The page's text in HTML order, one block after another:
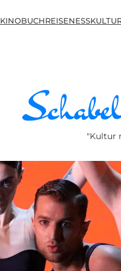
KINOBUCHREISEN
"Kultur